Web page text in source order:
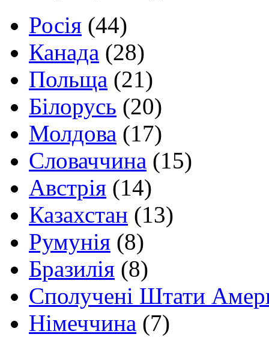
Росія (44)
Канада (28)
Польща (21)
Білорусь (20)
Молдова (17)
Словаччина (15)
Австрія (14)
Казахстан (13)
Румунія (8)
Бразилія (8)
Сполучені Штати
Німеччина (7)